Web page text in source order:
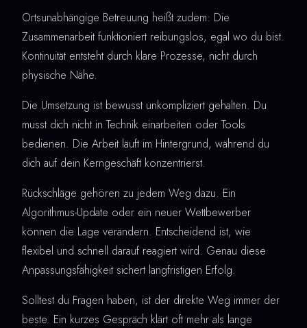
Ortsunabhängige Betreuung heißt zudem: Die
Zusammenarbeit funktioniert reibungslos, egal wo du bist.
Kontinuität entsteht durch klare Prozesse, nicht durch
physische Nähe.
Die Umsetzung ist bewusst unkompliziert gehalten. Du
musst dich nicht in Technik einarbeiten oder Tools
bedienen. Die Arbeit läuft im Hintergrund, während du
dich auf dein Kerngeschäft konzentrierst.
Rückschläge gehören zu jedem Weg dazu. Ein
Algorithmus-Update oder ein neuer Wettbewerber
können die Lage verändern. Entscheidend ist, wie
flexibel und schnell darauf reagiert wird. Genau diese
Anpassungsfähigkeit sichert langfristigen Erfolg.
Solltest du Fragen haben, ist der direkte Weg immer der
beste. Ein kurzes Gespräch klärt oft mehr als lange